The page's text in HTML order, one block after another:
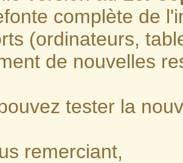
complète de
(ordinateurs,
de nouvelles
tester la
remerciant,